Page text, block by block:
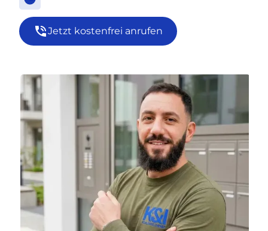
Jetzt kostenfrei anrufen